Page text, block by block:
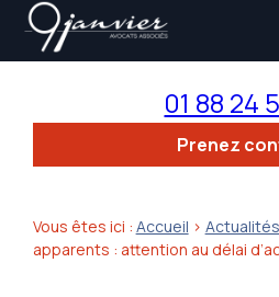
01 88 24
Prenez
Vous êtes ici : Accueil > Actualités
apparents : attention au délai
Panneau de gestion des cookies